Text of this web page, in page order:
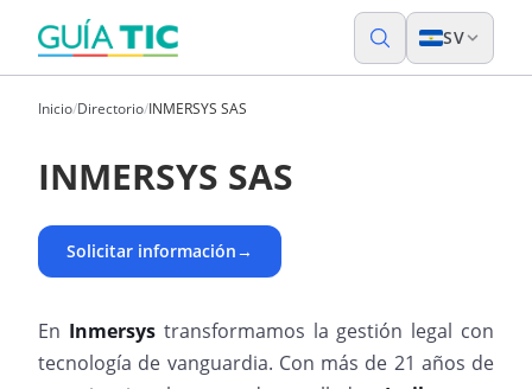
SV
Inicio/Directorio/INMERSYS SAS
INMERSYS SAS
Solicitar información→
En Inmersystransformamos la gestión legal con
tecnología de vanguardia. Con más de 21 años de